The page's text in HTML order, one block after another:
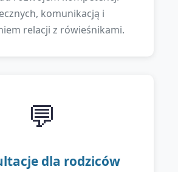
komunikacją i
relacji z rówieśnikami.
💬
dla rodziców